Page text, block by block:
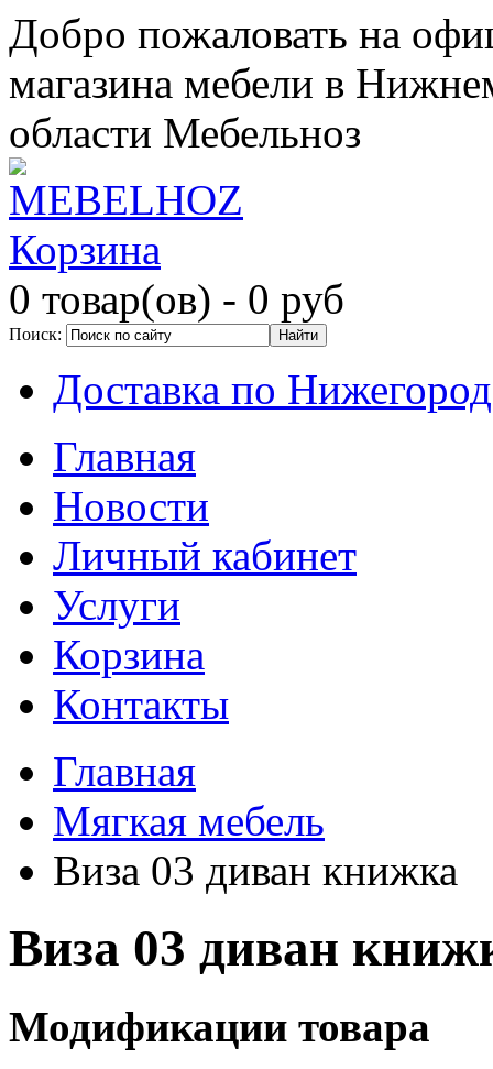
Добро пожаловать на
магазина мебели в
области Мебельноз
Корзина
0 товар(ов) - 0 руб
Поиск:
Доставка по
Главная
Новости
Личный кабинет
Услуги
Корзина
Контакты
Главная
Мягкая мебель
Виза 03 диван книжка
Виза 03 диван
Модификации товара